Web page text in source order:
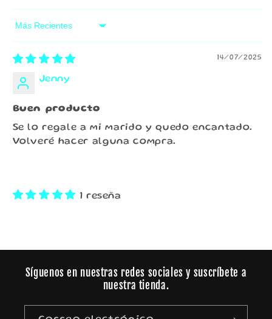
Sort by
14/07/2025
Jenny
Buen producto
Se lo regale a mi marido y quedo encantado.
Volveré hacer alguna compra.
1 reseña
Síguenos en nuestras redes sociales y suscríbete a
nuestra tienda.